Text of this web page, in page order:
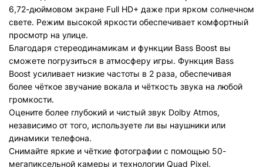
6,72-дюймовом экране Full HD+ даже при ярком солнечном
свете. Режим высокой яркости обеспечивает комфортный
просмотр на улице.
Благодаря стереодинамикам и функции Bass Boost вы
сможете погрузиться в атмосферу игры. Функция Bass
Boost усиливает низкие частоты в 2 раза, обеспечивая
более чёткое звучание вокала и чёткость звука на любой
громкости.
Оцените более глубокий и чистый звук Dolby Atmos,
независимо от того, используете ли вы наушники или
динамики телефона.
Снимайте яркие и чёткие фотографии с помощью 50-
мегапиксельной камеры и технологии Quad Pixel.